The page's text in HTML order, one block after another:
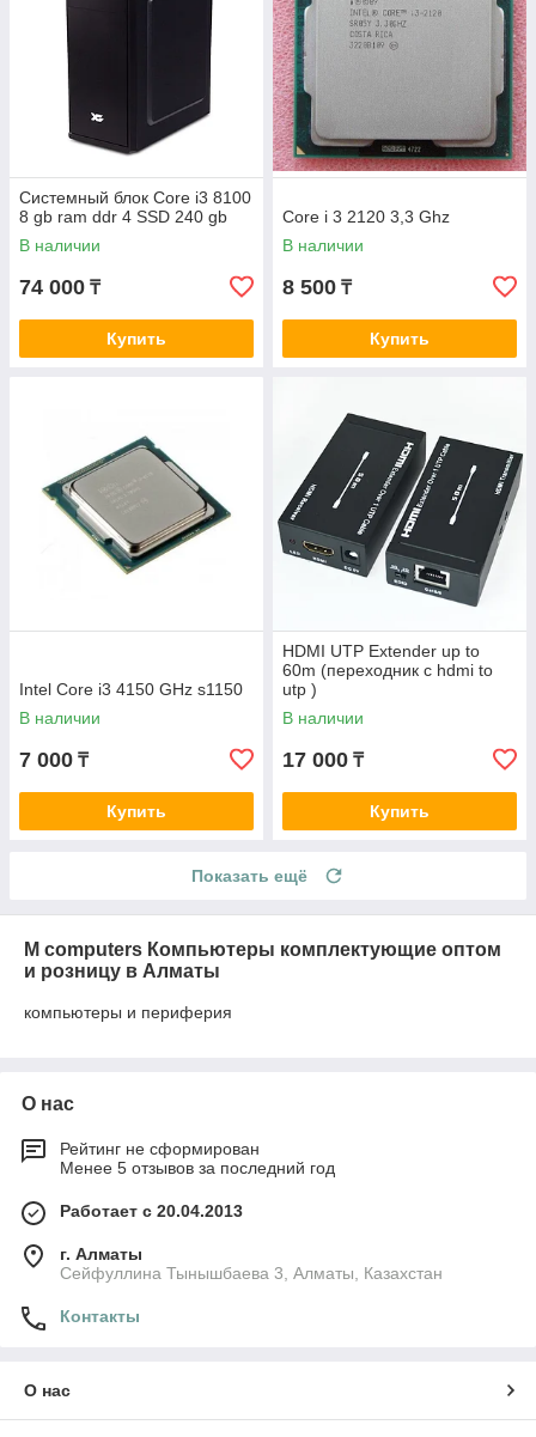
Системный блок Core i3 8100
8 gb ram ddr 4 SSD 240 gb
В наличии
74 000 ₸
Купить
Core i 3 2120 3,3 Ghz
В наличии
8 500 ₸
Купить
Intel Core i3 4150 GHz s1150
В наличии
7 000 ₸
Купить
HDMI UTP Extender up to
60m (переходник с hdmi to
utp )
В наличии
17 000 ₸
Купить
Показать ещё
M computers Компьютеры комплектующие оптом
и розницу в Алматы
компьютеры и периферия
О нас
Рейтинг не сформирован
Менее 5 отзывов за последний год
Работает с 20.04.2013
г. Алматы
Сейфуллина Тынышбаева 3, Алматы, Казахстан
Контакты
О нас